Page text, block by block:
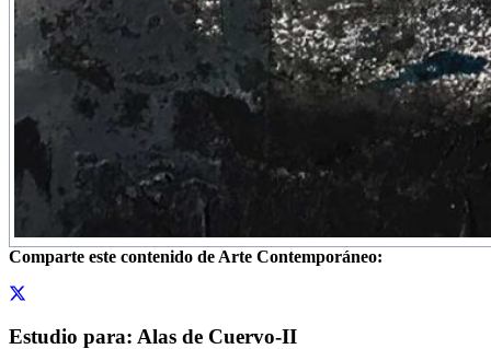
Comparte este contenido de Arte Contemporáneo:
Estudio para: Alas de Cuervo-II